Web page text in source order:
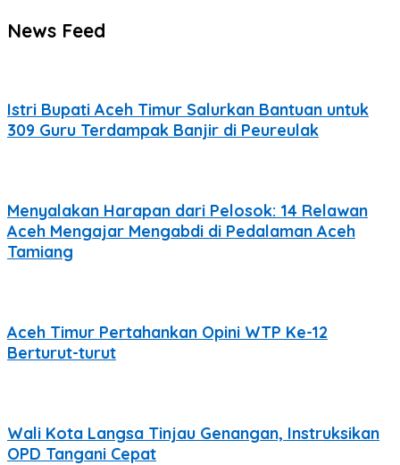
News Feed
Istri Bupati Aceh Timur Salurkan Bantuan untuk
309 Guru Terdampak Banjir di Peureulak
Menyalakan Harapan dari Pelosok: 14 Relawan
Aceh Mengajar Mengabdi di Pedalaman Aceh
Tamiang
Aceh Timur Pertahankan Opini WTP Ke-12
Berturut-turut
Wali Kota Langsa Tinjau Genangan, Instruksikan
OPD Tangani Cepat